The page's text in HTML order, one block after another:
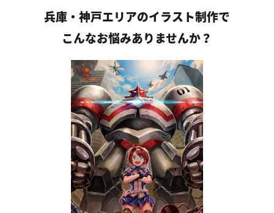
兵庫・神戸エリアのイラスト制作で
こんなお悩みありませんか？